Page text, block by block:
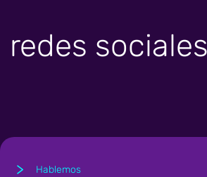
sociales
Hablemos